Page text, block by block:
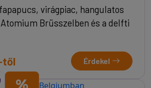
virágpiac, hangulatos
Brüsszelben és a delfti
től Érdekel
%